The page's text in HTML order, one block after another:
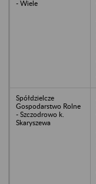
- Wiele
Spółdzielcze
Gospodarstwo Rolne
- Szczodrowo k.
Skaryszewa